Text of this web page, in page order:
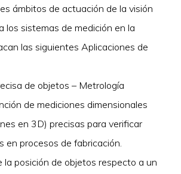
ámbitos de actuación de la visión
los sistemas de medición en la
las siguientes Aplicaciones de
de objetos – Metrología
de mediciones dimensionales
en 3D) precisas para verificar
en procesos de fabricación.
la posición de objetos respecto a un